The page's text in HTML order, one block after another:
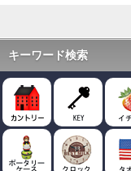
キーワード検索